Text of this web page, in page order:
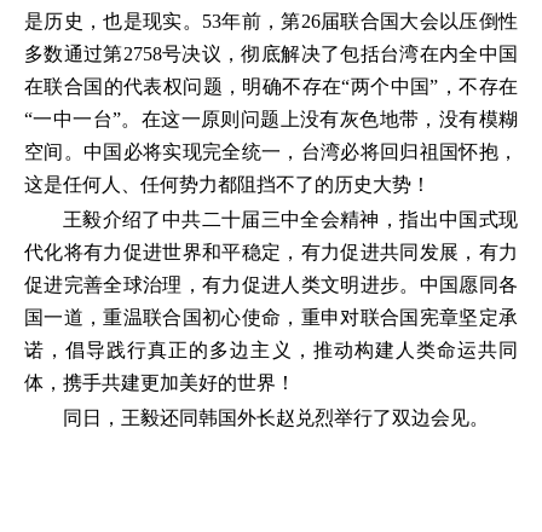
是历史，也是现实。53年前，第26届联合国大会以压倒性
多数通过第2758号决议，彻底解决了包括台湾在内全中国
在联合国的代表权问题，明确不存在“两个中国”，不存在
“一中一台”。在这一原则问题上没有灰色地带，没有模糊
空间。中国必将实现完全统一，台湾必将回归祖国怀抱，
这是任何人、任何势力都阻挡不了的历史大势！
王毅介绍了中共二十届三中全会精神，指出中国式现
代化将有力促进世界和平稳定，有力促进共同发展，有力
促进完善全球治理，有力促进人类文明进步。中国愿同各
国一道，重温联合国初心使命，重申对联合国宪章坚定承
诺，倡导践行真正的多边主义，推动构建人类命运共同
体，携手共建更加美好的世界！
同日，王毅还同韩国外长赵兑烈举行了双边会见。